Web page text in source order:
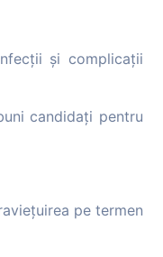
și complicații
candidați pentru
pe termen